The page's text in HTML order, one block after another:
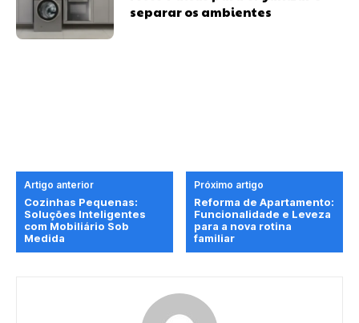
separar os ambientes
Artigo anterior
Cozinhas Pequenas:
Soluções Inteligentes
com Mobiliário Sob
Medida
Próximo artigo
Reforma de Apartamento:
Funcionalidade e Leveza
para a nova rotina
familiar